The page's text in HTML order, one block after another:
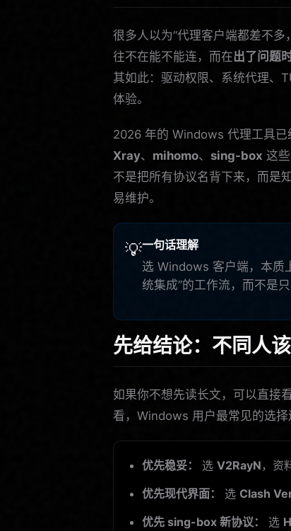
很多人以为“代理客户端都差不
往不在能不能连，而在出了问题
其如此：驱动权限、系统代理、
体验。
2026 年的 Windows 代理工具已
Xray、 mihomo、 sing-box 这
不是把所有协议名背下来，而是
易维护。
💡一句话理解
选 Windows 客户端，本质
统集成”的工作流，而不是只
先给结论：不同人
如果你不想先读长文，可以直接
看，Windows 用户最常见的选择
优先稳妥： 选 V2RayN ，资
优先现代界面：
选 Clash
优先 sing-box 新协议：
选